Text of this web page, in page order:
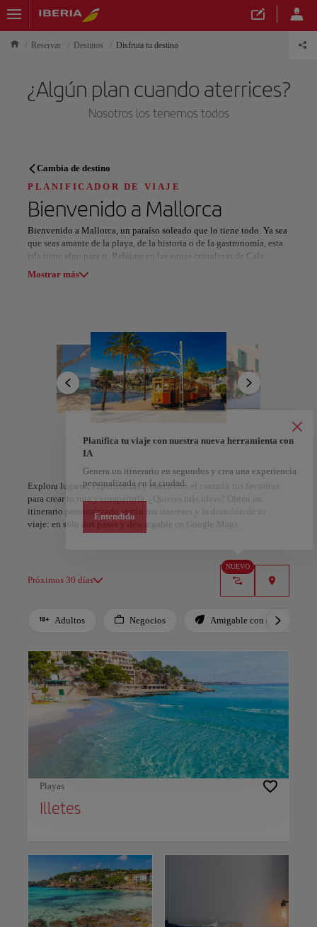
Reservar Destinos Disfruta tu destino
¿Algún plan cuando aterrices?
Nosotros los tenemos todos
PLANIFICADOR DE VIAJE
Descubre tu próximo destino
Nuestros destinos
A Coruña Alicante
Cambia de destino
PLANIFICADOR DE VIAJE
Bienvenido a Mallorca
Bienvenido a Mallorca, un paraíso soleado que lo tiene todo. Ya sea
que seas amante de la playa, de la historia o de la gastronomía, esta
isla tiene algo para ti. Relájate en las aguas cristalinas de Cala
Formentor y Cala Deià, donde encontrarás desde playas familiares
Catedral de la Seu y visitando el Palacio Real de la Almudaina. No
te pierdas la oportunidad de degustar la deliciosa cocina
mallorquina, con especialidades como la ensaimada, la sobrasada y
el tumbet, acompañadas de excelentes vinos locales.
Mallorca también ofrece una variedad de actividades al aire libre,
como senderismo, ciclismo y deportes acuáticos. Los pintorescos
pueblos de Pollença y Sóller te invitan a explorar sus tiendas de
animada vida nocturna en Palma y Magalluf, con discotecas de
moda y bares imperdibles. Mallorca te espera para que descubras
toda su magia. ¡No te lo pierdas!
Mostrar más
Explora lugares, experiencias y marca con el corazón tus favoritos
para crear tu ruta y compartirla. ¿Quieres más ideas? Obtén un
itinerario personalizado según tus intereses y la duración de tu
viaje: en sólo dos pasos y descargable en Google Maps.
Próximos 30 días
NUEVO
Planifica tu viaje con nuestra nueva herramienta con
IA
Genera un itinerario en segundos y crea una experiencia
personalizada en la ciudad.
Entendido
Adultos Negocios
Amigable con el planeta
Playas
Illetes